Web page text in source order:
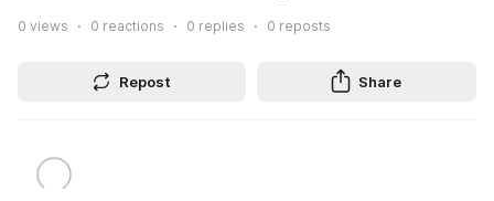
0 views 0 reactions 0 replies 0 reposts
Repost Share